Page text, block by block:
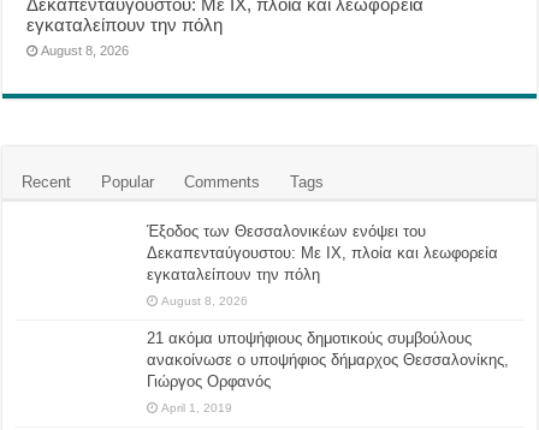
εγκαταλείπουν την πόλη
August 8, 2026
Recent Popular Comments Tags
Έξοδος των Θεσσαλονικέων ενόψει του
Δεκαπενταύγουστου: Με ΙΧ, πλοία και λεωφορεία
εγκαταλείπουν την πόλη
August 8, 2026
21 ακόμα υποψήφιους δημοτικούς συμβούλους
ανακοίνωσε ο υποψήφιος δήμαρχος Θεσσαλονίκης,
Γιώργος Ορφανός
April 1, 2019